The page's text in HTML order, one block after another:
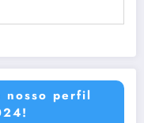
nosso perfil